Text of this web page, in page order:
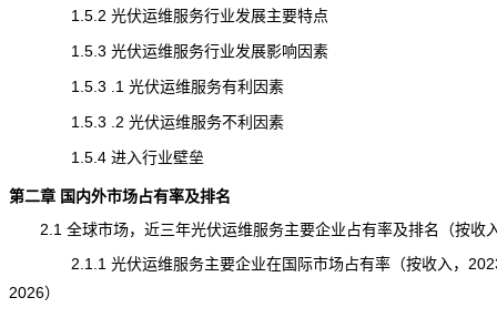
1.5.2 光伏运维服务行业发展主要特点
1.5.3 光伏运维服务行业发展影响因素
1.5.3 .1 光伏运维服务有利因素
1.5.3 .2 光伏运维服务不利因素
1.5.4 进入行业壁垒
第二章 国内外市场占有率及排名
2.1 全球市场，近三年光伏运维服务主要企业占有率及排名（按收
2.1.1 光伏运维服务主要企业在国际市场占有率（按收入，
2026）